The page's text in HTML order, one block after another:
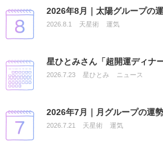
2026年8月｜太陽グループの
2026.8.1 天星術 運気
星ひとみさん「超開運ディナ
2026.7.23 星ひとみ ニュース
2026年7月｜月グループの運
2026.7.21 天星術 運気